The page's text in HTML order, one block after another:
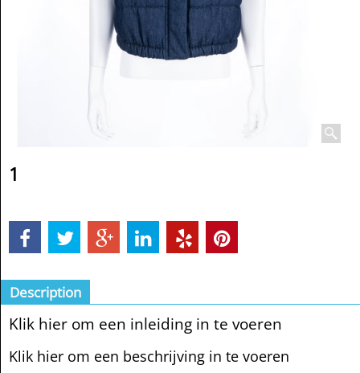
1
Description
Klik hier om een inleiding in te voeren
Klik hier om een beschrijving in te voeren